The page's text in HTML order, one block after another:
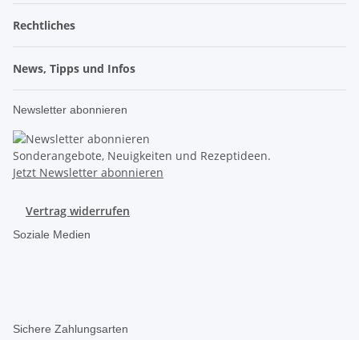
Rechtliches
News, Tipps und Infos
Newsletter abonnieren
Sonderangebote, Neuigkeiten und Rezeptideen.
Jetzt Newsletter abonnieren
Vertrag widerrufen
Soziale Medien
Sichere Zahlungsarten